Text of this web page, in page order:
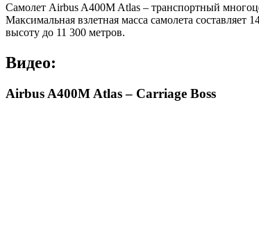
Самолет Airbus A400M Atlas – транспортный
Максимальная взлетная масса самолета
высоту до 11 300 метров.
Видео:
Airbus A400M Atlas – Carriage Boss